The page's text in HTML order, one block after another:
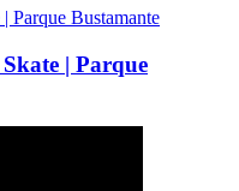
| Parque